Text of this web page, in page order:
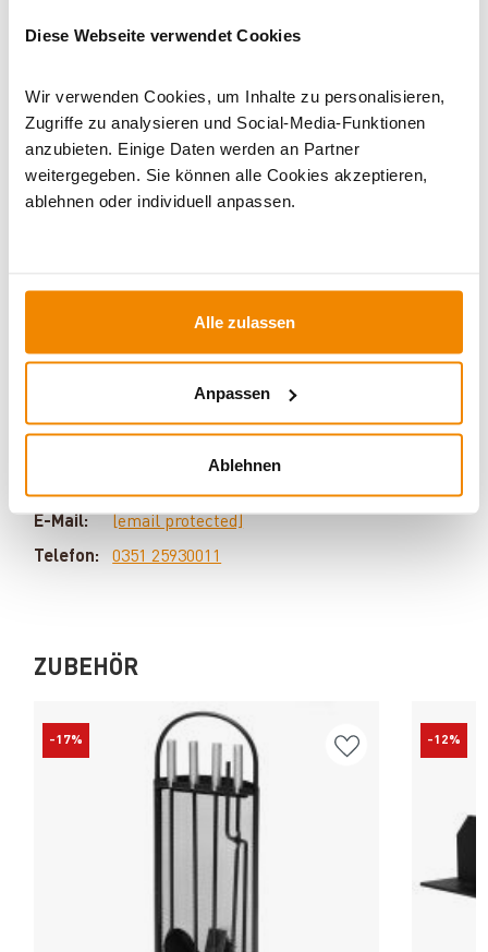
Diese Webseite verwendet Cookies
Wir verwenden Cookies, um Inhalte zu personalisieren,
Zugriffe zu analysieren und Social-Media-Funktionen
anzubieten. Einige Daten werden an Partner
weitergegeben. Sie können alle Cookies akzeptieren,
ablehnen oder individuell anpassen.
Alle zulassen
Anpassen
Ablehnen
Braun|Holzofen |Kaminofen 150 mm Anschluss
Ihr Berater zum Thema Öfen und
Silvio Wirth berät Sie gern rund um das Thema
Problem ungelöst. Haben Sie Fragen zu unseren
Produkten? Dann kontaktieren Sie uns gern unter:
E-Mail:
[email protected]
Telefon:
0351 25930011
ZUBEHÖR
-17% -12%